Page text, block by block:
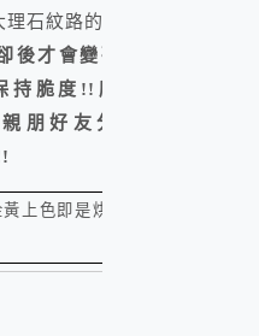
石紋路的餅乾。
後才會變硬脆，
持脆度 !! 所以，
朋好友分享！
上色即是烘烤完成